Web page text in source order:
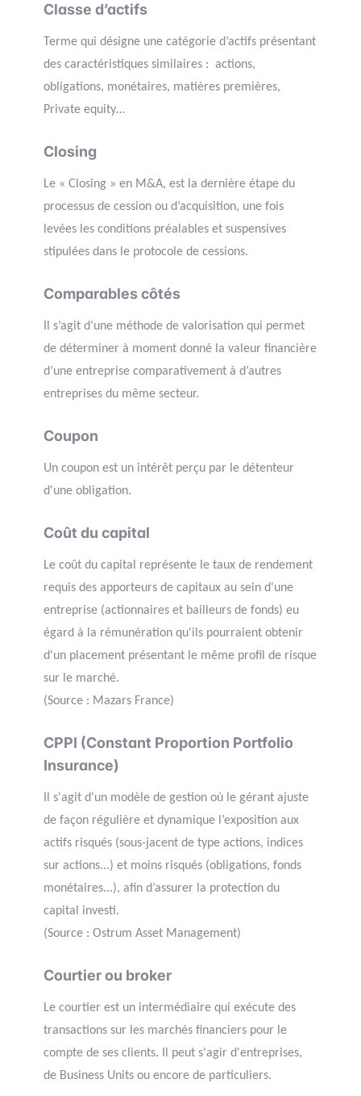
Classe d’actifs
Terme qui désigne une catégorie d’actifs présentant
des caractéristiques similaires : actions,
obligations, monétaires, matières premières,
Private equity…
Closing
Le « Closing » en M&A, est la dernière étape du
processus de cession ou d’acquisition, une fois
levées les conditions préalables et suspensives
stipulées dans le protocole de cessions.
Comparables côtés
Il s’agit d’une méthode de valorisation qui permet
de déterminer à moment donné la valeur financière
d’une entreprise comparativement à d’autres
entreprises du même secteur.
Coupon
Un coupon est un intérêt perçu par le détenteur
d'une obligation.
Coût du capital
Le coût du capital représente le taux de rendement
requis des apporteurs de capitaux au sein d'une
entreprise (actionnaires et bailleurs de fonds) eu
égard à la rémunération qu'ils pourraient obtenir
d'un placement présentant le même profil de risque
sur le marché.
(Source : Mazars France)
CPPI (Constant Proportion Portfolio
Insurance)
Il s'agit d'un modèle de gestion où le gérant ajuste
de façon régulière et dynamique l’exposition aux
actifs risqués (sous-jacent de type actions, indices
sur actions...) et moins risqués (obligations, fonds
monétaires...), afin d’assurer la protection du
capital investi.
(Source : Ostrum Asset Management)
Courtier ou broker
Le courtier est un intermédiaire qui exécute des
transactions sur les marchés financiers pour le
compte de ses clients. Il peut s'agir d'entreprises,
de Business Units ou encore de particuliers.